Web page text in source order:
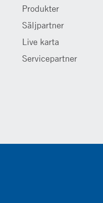
Produkter
Säljpartner
Live karta
Servicepartner